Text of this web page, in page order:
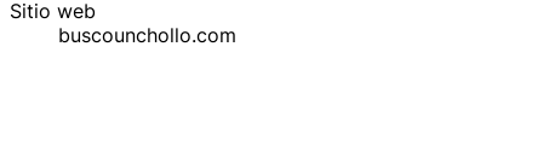
Sitio web
buscounchollo.com